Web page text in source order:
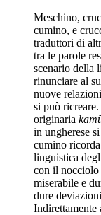
Meschino,
cumino, e
traduttori di
tra le parole
scenario della
rinunciare al
nuove
si può
originaria
in ungherese
cumino
linguistica
con il nocciolo
miserabile e
dure
Indirettamente